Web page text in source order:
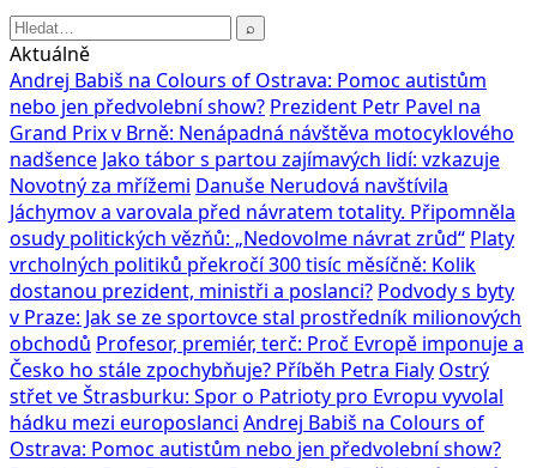
Hledat:
⌕
Aktuálně
Andrej Babiš na Colours of Ostrava: Pomoc autistům
nebo jen předvolební show? Prezident Petr Pavel na
Grand Prix v Brně: Nenápadná návštěva motocyklového
nadšence Jako tábor s partou zajímavých lidí: vzkazuje
Novotný za mřížemi Danuše Nerudová navštívila
Jáchymov a varovala před návratem totality. Připomněla
osudy politických vězňů: „Nedovolme návrat zrůd“ Platy
vrcholných politiků překročí 300 tisíc měsíčně: Kolik
dostanou prezident, ministři a poslanci? Podvody s byty
v Praze: Jak se ze sportovce stal prostředník milionových
obchodů Profesor, premiér, terč: Proč Evropě imponuje a
Česko ho stále zpochybňuje? Příběh Petra Fialy Ostrý
střet ve Štrasburku: Spor o Patrioty pro Evropu vyvolal
hádku mezi europoslanci Andrej Babiš na Colours of
Ostrava: Pomoc autistům nebo jen předvolební show?